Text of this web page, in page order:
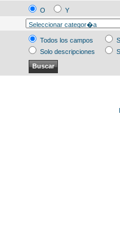
O
Y
Todos los campos
Solo descripciones